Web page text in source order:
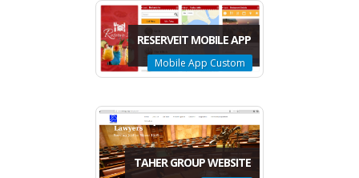
RESERVEIT MOBILE APP
Mobile App Custom
TAHER GROUP WEBSITE